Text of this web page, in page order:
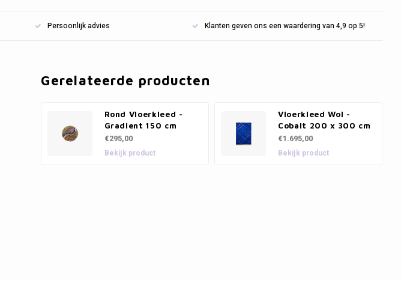
Persoonlijk advies Klanten geven ons een waardering van 4,9 op 5!
Gerelateerde producten
Rond Vloerkleed -
Gradient 150 cm
€295,00
Bekijk product
Vloerkleed Wol -
Cobalt 200 x 300 cm
€1.695,00
Bekijk product